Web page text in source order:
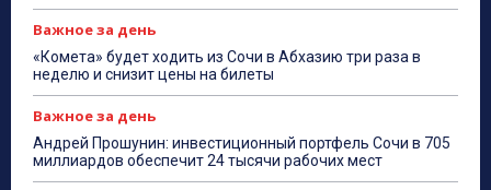
Важное за день
«Комета» будет ходить из Сочи в Абхазию три раза в
неделю и снизит цены на билеты
Важное за день
Андрей Прошунин: инвестиционный портфель Сочи в 705
миллиардов обеспечит 24 тысячи рабочих мест